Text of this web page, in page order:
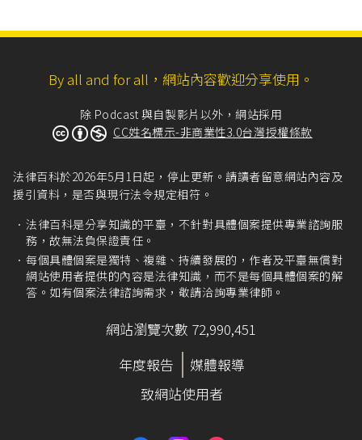
By all and for all，網站內容歡迎分享使用。
除 Podcast 與自製影片以外，網站採用
CC姓名標示-非商業性3.0台灣授權條款
法律百科於2026年5月1日起，停止更新。請讀者留意網站內容及
援引資料，是否與現行法令規定相符。
法律百科是分享知識的平臺，不針對具體個案提供專業諮詢服
務，故無法負保證責任。
每個具體個案是獨特、複雜、持續發展的，作者及平臺無償對
網站使用者提供的內容是法律知識，而不是每個具體個案的解
答。如有個案法律諮詢需求，敬請洽詢專業律師。
網站瀏覽次數 72,990,451
年度報告
媒體報導
致網站使用者